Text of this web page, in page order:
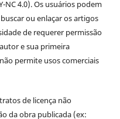
NC 4.0). Os usuários podem
ou enlaçar os artigos
de requerer permissão
e sua primeira
permite usos comerciais
de licença não
da obra publicada (ex: